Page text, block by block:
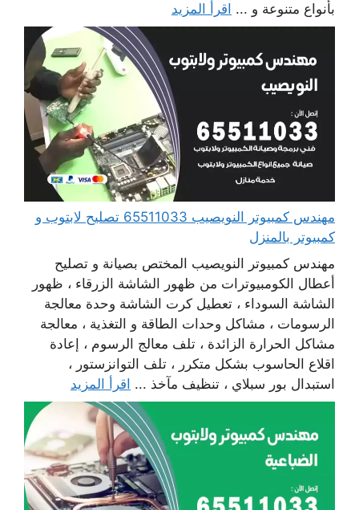
بأنواع متنوعة و ... اقرأ المزيد
مهندس كمبيوتر النويصيب 65511033 تصليح لابتوب و
كمبيوتر بالمنزل
مهندس كمبيوتر النويصيب المختص بصيانة و تصليح
أعطال الكومبيوترات من ظهور الشاشة الزرقاء ، ظهور
الشاشة السوداء ، تعطيل كرت الشاشة وحدة معالجة
الرسومات ، مشاكل وحدات الطاقة و التغذية ، معالجة
مشاكل الحرارة الزائدة ، تلف معالج الرسوم ، إعادة
اقلاع الحاسوب بشكل متكرر ، تلف التوانزستور ،
استبدال بور سبلاي ، تنظيف مآخذ ... اقرأ المزيد